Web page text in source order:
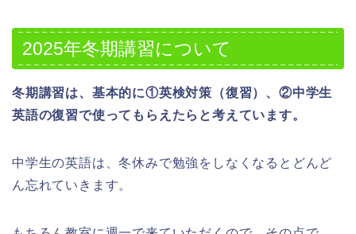
2025年冬期講習について
冬期講習は、基本的に①英検対策（復習）、②中学生
英語の復習で使ってもらえたらと考えています。
中学生の英語は、冬休みで勉強をしなくなるとどんど
ん忘れていきます。